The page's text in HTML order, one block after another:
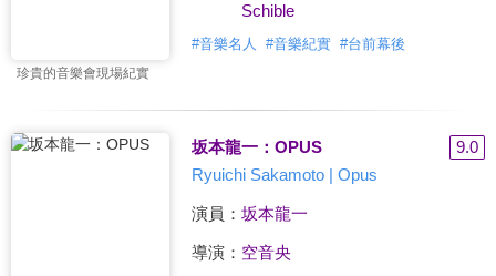
珍貴的音樂會現場紀實
Schible
#音樂名人 #音樂紀實 #台前幕後
坂本龍一：OPUS
9.0
Ryuichi Sakamoto | Opus
演員： 坂本龍一
導演： 空音央